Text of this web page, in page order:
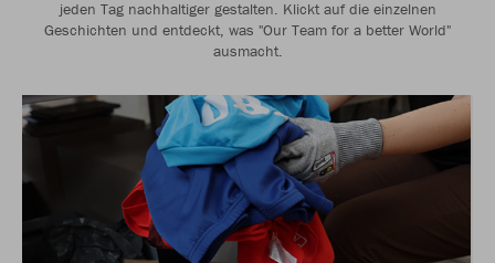
jeden Tag nachhaltiger gestalten. Klickt auf die einzelnen
Geschichten und entdeckt, was "Our Team for a better World"
ausmacht.